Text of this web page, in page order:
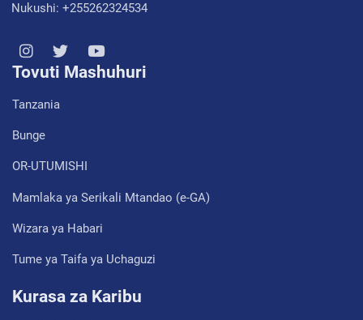
Nukushi: +255262324534
Tovuti Mashuhuri
Tanzania
Bunge
OR-UTUMISHI
Mamlaka ya Serikali Mtandao (e-GA)
Wizara ya Habari
Tume ya Taifa ya Uchaguzi
Kurasa za Karibu